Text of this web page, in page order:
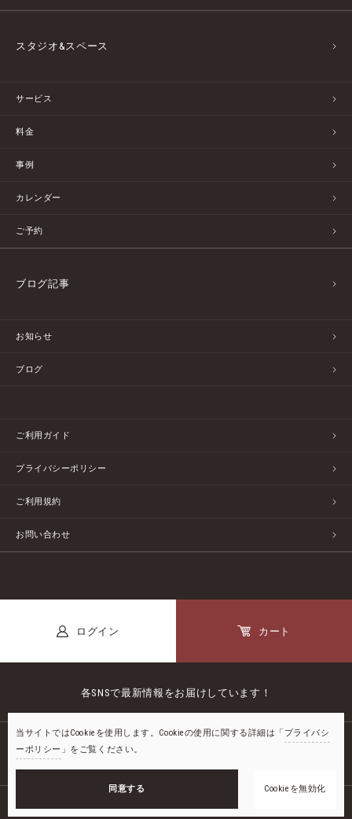
スタジオ&スペース
サービス
料金
事例
カレンダー
ご予約
ブログ記事
お知らせ
ブログ
ご利用ガイド
プライバシーポリシー
ご利用規約
お問い合わせ
ログイン カート
各SNSで最新情報をお届けしています！
当サイトではCookieを使用します。Cookieの使用に関する詳細は「 プライバシ
ーポリシー 」をご覧ください。
同意する Cookieを無効化